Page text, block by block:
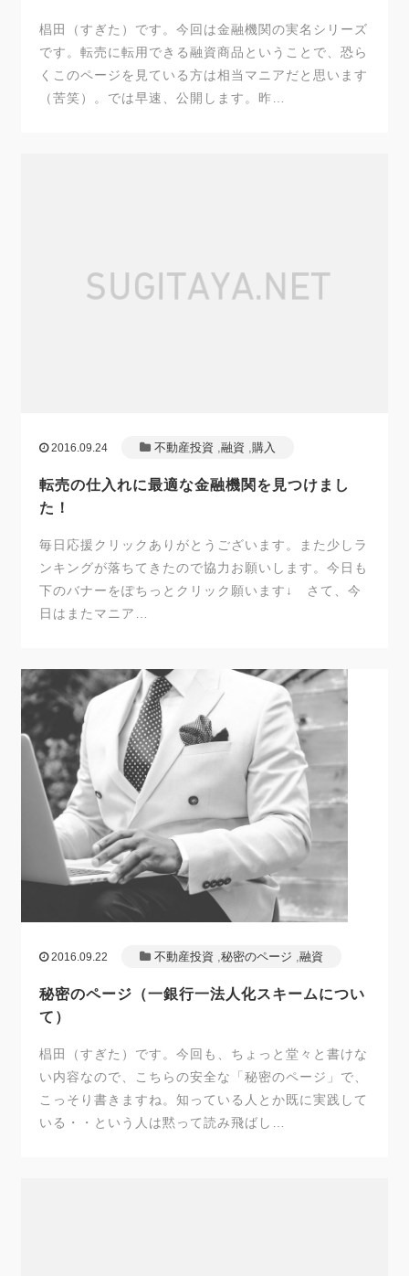
椙田（すぎた）です。今回は金融機関の実名シリーズ
です。転売に転用できる融資商品ということで、恐ら
くこのページを見ている方は相当マニアだと思います
（苦笑）。では早速、公開します。昨…
2016.09.24 不動産投資 融資 購入
転売の仕入れに最適な金融機関を見つけまし
た！
毎日応援クリックありがとうございます。また少しラ
ンキングが落ちてきたので協力お願いします。今日も
下のバナーをぽちっとクリック願います↓ さて、今
日はまたマニア…
2016.09.22 不動産投資 ,秘密のページ ,融資
秘密のページ（一銀行一法人化スキームについ
て）
椙田（すぎた）です。今回も、ちょっと堂々と書けな
い内容なので、こちらの安全な「秘密のページ」で、
こっそり書きますね。知っている人とか既に実践して
いる・・という人は黙って読み飛ばし…